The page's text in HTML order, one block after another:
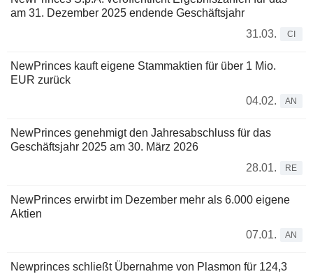
am 31. Dezember 2025 endende Geschäftsjahr
31.03.
CI
NewPrinces kauft eigene Stammaktien für über 1 Mio.
EUR zurück
04.02.
AN
NewPrinces genehmigt den Jahresabschluss für das
Geschäftsjahr 2025 am 30. März 2026
28.01.
RE
NewPrinces erwirbt im Dezember mehr als 6.000 eigene
Aktien
07.01.
AN
Newprinces schließt Übernahme von Plasmon für 124,3